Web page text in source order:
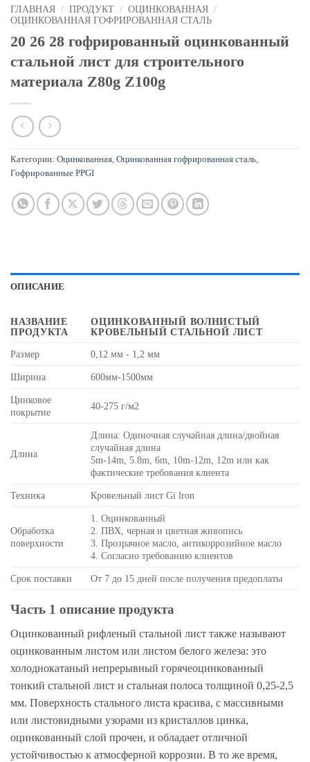
ГЛАВНАЯ / ПРОДУКТ / ОЦИНКОВАННАЯ /
ОЦИНКОВАННАЯ ГОФРИРОВАННАЯ СТАЛЬ
20 26 28 гофрированный оцинкованный
стальной лист для строительного
материала Z80g Z100g
Категории: Оцинкованная, Оцинкованная гофрированная сталь,
Гофрированные PPGI
ОПИСАНИЕ
НАЗВАНИЕ
ПРОДУКТА
ОЦИНКОВАННЫЙ ВОЛНИСТЫЙ
КРОВЕЛЬНЫЙ СТАЛЬНОЙ ЛИСТ
Размер
0,12 мм - 1,2 мм
Ширина 600мм-1500мм
Цинковое
покрытие
40-275 г/м2
Длина
Длина: Одиночная случайная длина/двойная
случайная длина
5m-14m, 5.8m, 6m, 10m-12m, 12m или как
фактические требования клиента
Техника Кровельный лист Gi lron
Обработка
поверхности
1. Оцинкованный
2. ПВХ, черная и цветная живопись
3. Прозрачное масло, антикоррозийное масло
4. Согласно требованию клиентов
Срок поставки От 7 до 15 дней после получения предоплаты
Часть 1 описание продукта
Оцинкованный рифленый стальной лист также называют
оцинкованным листом или листом белого железа: это
холоднокатаный непрерывный горячеоцинкованный
тонкий стальной лист и стальная полоса толщиной 0,25-2,5
мм. Поверхность стального листа красива, с массивными
или листовидными узорами из кристаллов цинка,
оцинкованный слой прочен, и обладает отличной
устойчивостью к атмосферной коррозии. В то же время,